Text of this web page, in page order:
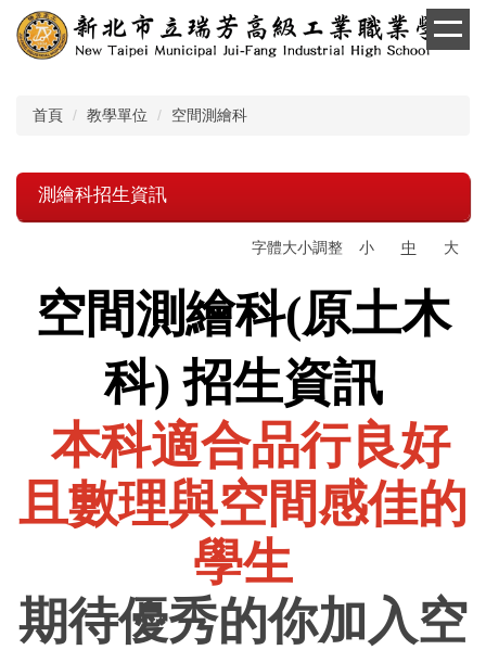
跳
到
首頁 教學單位 空間測繪科
測繪科招生資訊
字體大小調整 小 中 大
空間測繪科(原土木
科) 招生資訊
本科適合品行良好
且數理與空間感佳的
學生
期待優秀的你加入空